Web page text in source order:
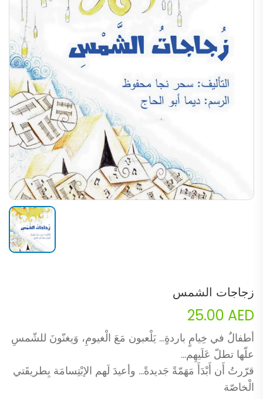
زجاجات الشمس
25.00 AED
أطفالٌ في خِيامٍ باردةٍ… يَلْعبون مَعَ الْغيومِ، وَيغنّونَ للشّمسِ
علّها تطلّ عَلَيهِم…
قرّرتُ أَن أَبْدَأَ مَهَمّةً جَديدةً… وأعيدَ لَهم الإبْتِسامَة بِطريقَتي
الْخاصّة